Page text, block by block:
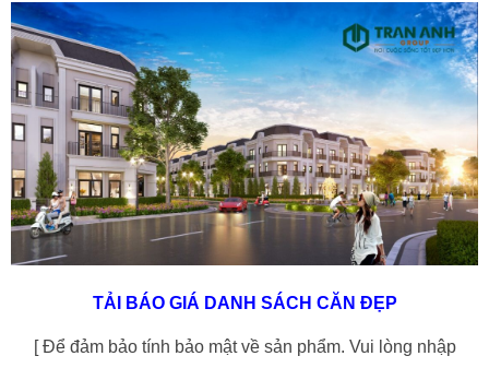
TẢI BÁO GIÁ DANH SÁCH CĂN ĐẸP
[ Để đảm bảo tính bảo mật về sản phẩm. Vui lòng nhập